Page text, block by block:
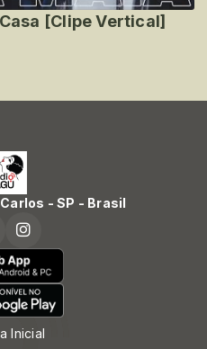
[Clipe Vertical]
- SP - Brasil
Inicial